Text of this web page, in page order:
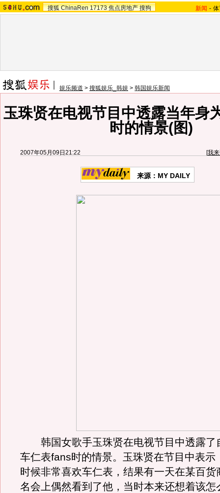
搜狐 ChinaRen 17173 焦点房地产 搜狗 新闻 -
娱乐频道 > 搜狐娱乐_韩娱 > 韩国娱乐新闻
玉珠贤在电视节目中透露当年身
时的情景(图)
2007年05月09日21:22 [我
来源：MY DAILY
韩国女歌手玉珠贤在电视节目中透露了
车仁表fans时的情景。玉珠贤在节目中表示
时候非常喜欢车仁表，结果有一天在某百货
名会上偶然看到了他，当时本来还想着该怎